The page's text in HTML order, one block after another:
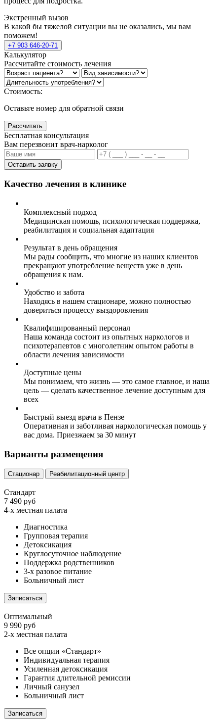
Экстренный вызов
В какой бы тяжелой ситуации вы не оказались, мы вам
поможем!
+7 903 646-20-71
Калькулятор
Рассчитайте стоимость лечения
Стоимость:
Оставьте номер для обратной связи
Рассчитать
Бесплатная консультация
Вам перезвонит врач-нарколог
Оставить заявку
Качество лечения в клинике
Комплексный подход
Медицинская помощь, психологическая поддержка,
реабилитация и социальная адаптация
Результат в день обращения
Мы рады сообщить, что многие из наших клиентов
прекращают употребление веществ уже в день
обращения к нам.
Удобство и забота
Находясь в нашем стационаре, можно полностью
довериться процессу выздоровления
Квалифицированный персонал
Наша команда состоит из опытных наркологов и
психотерапевтов с многолетним опытом работы в
области лечения зависимости
Доступные цены
Мы понимаем, что жизнь — это самое главное, и наша
цель — сделать качественное лечение доступным для
всех
Быстрый выезд врача в Пензе
Оперативная и заботливая наркологическая помощь у
вас дома. Приезжаем за 30 минут
Варианты размещения
Стационар Реабилитационный центр
Стандарт
7 490 руб
4-х местная палата
Диагностика
Групповая терапия
Детоксикация
Круглосуточное наблюдение
Поддержка родственников
3-х разовое питание
Больничный лист
Записаться
Оптимальный
9 990 руб
2-х местная палата
Все опции «Стандарт»
Индивидуальная терапия
Усиленная детоксикация
Гарантия длительной ремиссии
Личный санузел
Больничный лист
Записаться